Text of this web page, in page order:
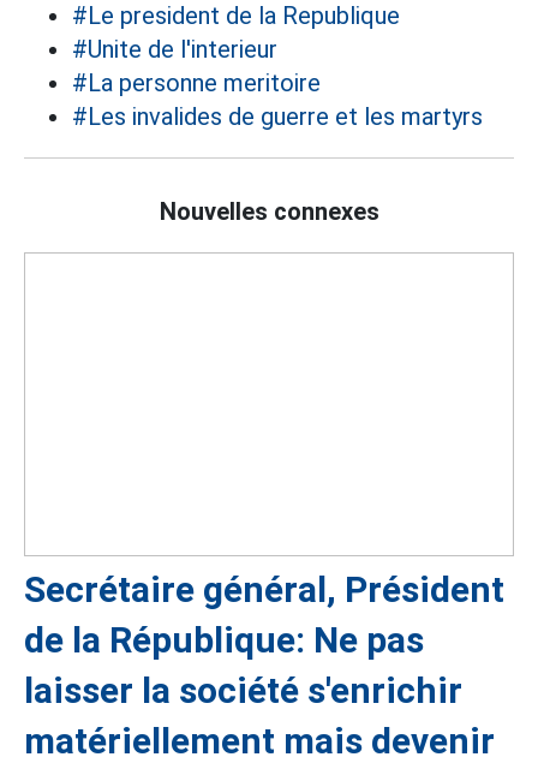
#Le president de la Republique
#Unite de l'interieur
#La personne meritoire
#Les invalides de guerre et les martyrs
Nouvelles connexes
Secrétaire général, Président
de la République: Ne pas
laisser la société s'enrichir
matériellement mais devenir